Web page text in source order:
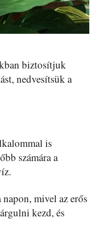
biztosítjuk
nedvesítsük a
is
számára a
mivel az erős
kezd, és